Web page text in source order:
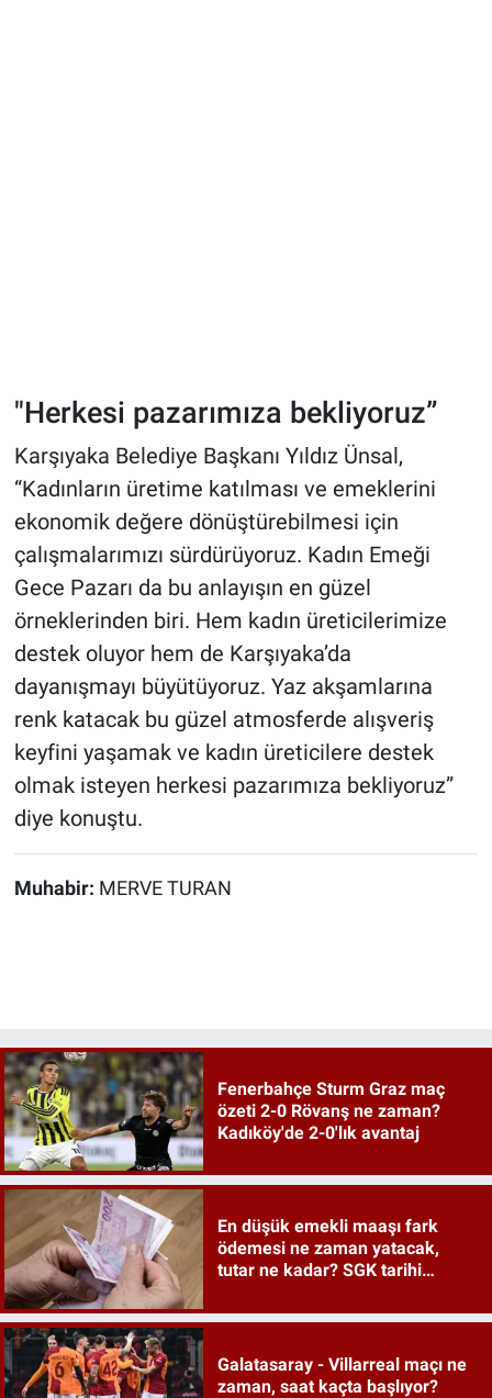
"Herkesi pazarımıza bekliyoruz”
Karşıyaka Belediye Başkanı Yıldız Ünsal,
“Kadınların üretime katılması ve emeklerini
ekonomik değere dönüştürebilmesi için
çalışmalarımızı sürdürüyoruz. Kadın Emeği
Gece Pazarı da bu anlayışın en güzel
örneklerinden biri. Hem kadın üreticilerimize
destek oluyor hem de Karşıyaka’da
dayanışmayı büyütüyoruz. Yaz akşamlarına
renk katacak bu güzel atmosferde alışveriş
keyfini yaşamak ve kadın üreticilere destek
olmak isteyen herkesi pazarımıza bekliyoruz”
diye konuştu.
Muhabir: MERVE TURAN
Fenerbahçe Sturm Graz maç
özeti 2-0 Rövanş ne zaman?
Kadıköy'de 2-0'lık avantaj
En düşük emekli maaşı fark
ödemesi ne zaman yatacak,
tutar ne kadar? SGK tarihi
Galatasaray - Villarreal maçı ne
zaman, saat kaçta başlıyor?